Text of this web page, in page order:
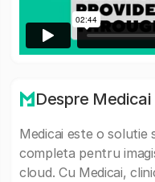
Despre Medicai
Medicai este o solutie
completa pentru
cloud. Cu Medicai,